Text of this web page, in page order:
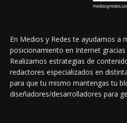
En Medios y Redes te ayudamos a
posicionamiento en Internet
Realizamos estrategias de
redactores especializados en
para que tu mismo mantengas tu
diseñadores/desarrolladores para